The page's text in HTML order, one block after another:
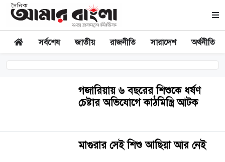
সর্বশেষ জাতীয় রাজনীতি সারাদেশ অর্থনীতি
গজারিয়ায় ৬ বছরের শিশুকে ধর্ষণ
চেষ্টার অভিযোগে কাঠমিস্ত্রি আটক
মাগুরার সেই শিশু আছিয়া আর নেই